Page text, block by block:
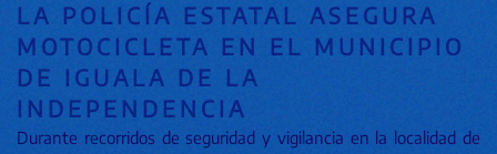
LA POLICÍA ESTATAL ASEGURA
MOTOCICLETA EN EL MUNICIPIO
DE IGUALA DE LA
INDEPENDENCIA
Durante recorridos de seguridad y vigilancia en la localidad de